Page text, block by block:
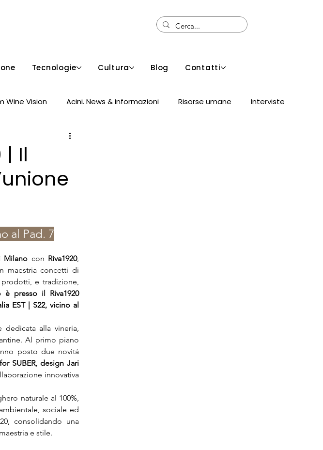
Tecnologie Cultura Blog Contatti
Wine Vision Acini. News & informazioni Risorse umane Interviste
Il
al Pad. 7
Milano con Riva1920,
maestria concetti di
e tradizione,
è presso il Riva1920
EST | S22, vicino al
dedicata alla vineria,
Al primo piano
posto due novità
SUBER, design Jari
innovativa
naturale al 100%,
sociale ed
consolidando una
e stile.